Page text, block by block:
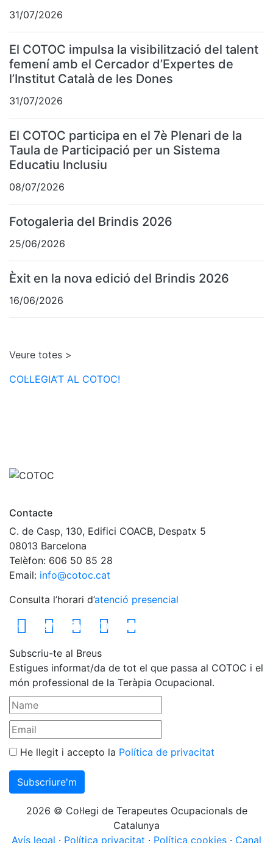
31/07/2026
El COTOC impulsa la visibilització del talent
femení amb el Cercador d’Expertes de
l’Institut Català de les Dones
31/07/2026
El COTOC participa en el 7è Plenari de la
Taula de Participació per un Sistema
Educatiu Inclusiu
08/07/2026
Fotogaleria del Brindis 2026
25/06/2026
Èxit en la nova edició del Brindis 2026
16/06/2026
Veure totes >
COL·LEGIA’T AL COTOC!
Contacte
C. de Casp, 130, Edifici COACB, Despatx 5
08013 Barcelona
Telèfon: 606 50 85 28
Email: info@cotoc.cat
Consulta l’horari d’atenció presencial
Subscriu-te al Breus
Estigues informat/da de tot el que passa al COTOC i el
món professional de la Teràpia Ocupacional.
He llegit i accepto la Política de privacitat
2026 © Col·legi de Terapeutes Ocupacionals de
Catalunya
Avís legal · Política privacitat · Política cookies · Canal